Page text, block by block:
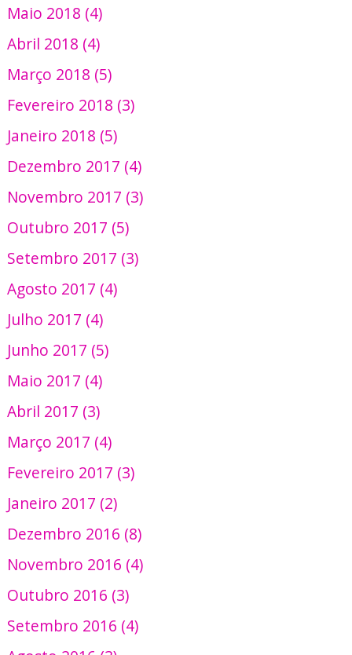
Maio 2018 (4)
Abril 2018 (4)
Março 2018 (5)
Fevereiro 2018 (3)
Janeiro 2018 (5)
Dezembro 2017 (4)
Novembro 2017 (3)
Outubro 2017 (5)
Setembro 2017 (3)
Agosto 2017 (4)
Julho 2017 (4)
Junho 2017 (5)
Maio 2017 (4)
Abril 2017 (3)
Março 2017 (4)
Fevereiro 2017 (3)
Janeiro 2017 (2)
Dezembro 2016 (8)
Novembro 2016 (4)
Outubro 2016 (3)
Setembro 2016 (4)